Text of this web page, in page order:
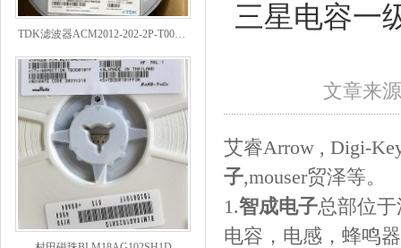
TDK滤波器ACM2012-202-2P-T002参数
村田磁珠BLM18AG102SH1D
三星电容一
文章来
艾睿Arrow , Digi-
子,mouser贸泽等。
1.智成电子总部位
电容，电感，蜂鸣